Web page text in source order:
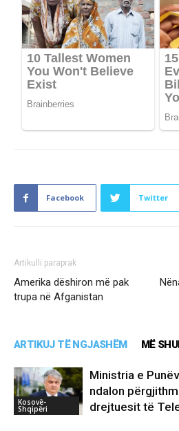
Facebook Twitter
Artikulli paraprak
Amerika dëshiron më pak
trupa në Afganistan
ARTIKUJ TË NGJASHËM MË
Kosovë-
Shqipëri
Ministria e
ndalon
drejtuesit të